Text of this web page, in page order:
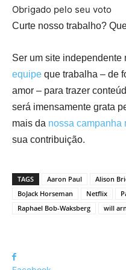
Obrigado pelo seu voto
Curte nosso trabalho?
Ser um site independente
equipe que trabalha – de
amor – para trazer
será imensamente grata
mais da nossa campanha
sua contribuição.
TAGS Aaron Paul Alison
BoJack Horseman
Netflix
Raphael Bob-Waksberg
will